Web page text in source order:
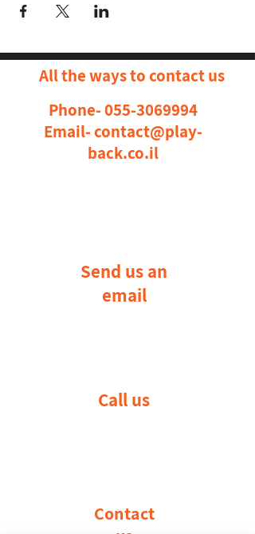
All the ways to contact us
Phone-055-3069994
Email-contact@play-
back.co.il
Send us an
email
Call us
Contact